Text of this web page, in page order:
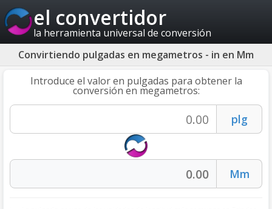
el convertidor
la herramienta universal de conversión
Convirtiendo pulgadas en megametros - in en Mm
Introduce el valor en pulgadas para obtener la
conversión en megametros: